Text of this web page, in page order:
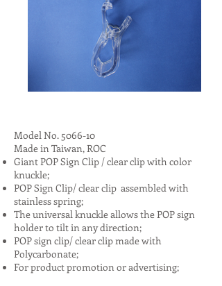
Model No. 5066-10
Made in Taiwan, ROC
Giant POP Sign Clip / clear clip with color
knuckle;
POP Sign Clip/ clear clip assembled with
stainless spring;
The universal knuckle allows the POP sign
holder to tilt in any direction;
POP sign clip/ clear clip made with
Polycarbonate;
For product promotion or advertising;